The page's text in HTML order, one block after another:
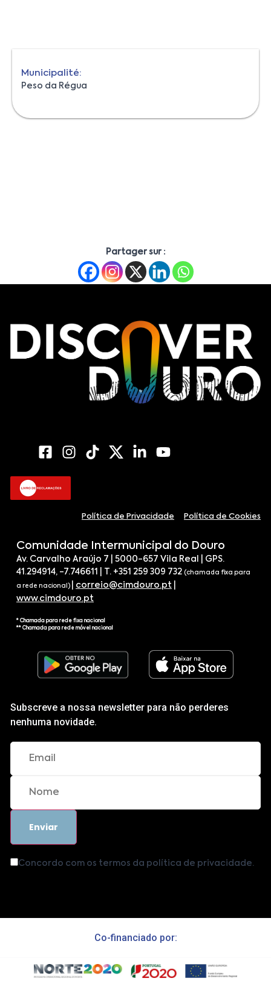
Municipalité:
Peso da Régua
Partager sur :
Política de Privacidade Política de Cookies
Comunidade Intermunicipal do Douro
Av. Carvalho Araújo 7 | 5000-657 Vila Real | GPS.
41.294914, -7.746611 | T. +351 259 309 732 (chamada fixa para
a rede nacional) correio@cimdouro.pt
www.cimdouro.pt
* Chamada para rede fixa nacional
** Chamada para rede móvel nacional
Subscreve a nossa newsletter para não perderes
nenhuma novidade.
Concordo com os termos da política de privacidade.
Co-financiado por: